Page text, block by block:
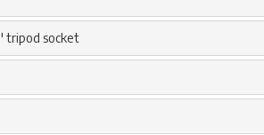
tripod socket